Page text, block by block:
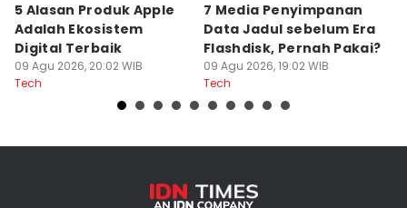
5 Alasan Produk Apple
Adalah Ekosistem
Digital Terbaik
09 Agu 2026, 20:02 WIB
Tech
7 Media Penyimpanan
Data Jadul sebelum Era
Flashdisk, Pernah Pakai?
09 Agu 2026, 19:02 WIB
Tech